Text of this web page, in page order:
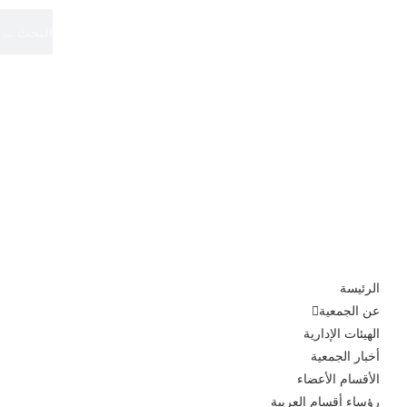
الرئيسة
عن الجمعية
الهيئات الإدارية
أخبار الجمعية
الأقسام الأعضاء
رؤساء أقسام العربية